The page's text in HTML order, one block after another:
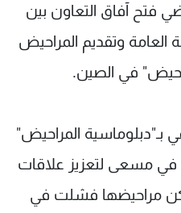
فتح آفاق التعاون بين
العامة وتقديم المراحيض
في الصين.
بـ"دبلوماسية المراحيض"
مسعى لتعزيز علاقات
مراحيضها فشلت في